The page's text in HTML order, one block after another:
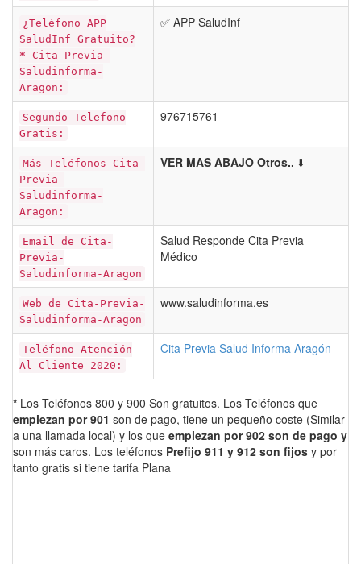
¿Teléfono APP
SaludInf Gratuito?
* Cita-Previa-
Saludinforma-
Aragon:
✅ APP SaludInf
Segundo Telefono
Gratis:
976715761
Más Teléfonos Cita-
Previa-
Saludinforma-
Aragon:
VER MAS ABAJO Otros.. ⬇️
Email de Cita-
Previa-
Saludinforma-Aragon
Salud Responde Cita Previa
Médico
Web de Cita-Previa-
Saludinforma-Aragon
www.saludinforma.es
Teléfono Atención
Al Cliente 2020:
Cita Previa Salud Informa Aragón
* Los Teléfonos 800 y 900 Son gratuitos. Los Teléfonos que
empiezan por 901 son de pago, tiene un pequeño coste (Similar
a una llamada local) y los que empiezan por 902 son de pago y
son más caros. Los teléfonos Prefijo 911 y 912 son fijos y por
tanto gratis si tiene tarifa Plana